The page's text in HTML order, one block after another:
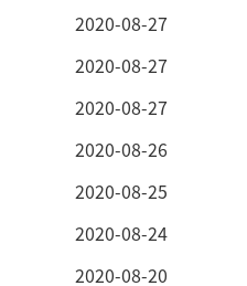
2020-08-27
2020-08-27
2020-08-27
2020-08-26
2020-08-25
2020-08-24
2020-08-20